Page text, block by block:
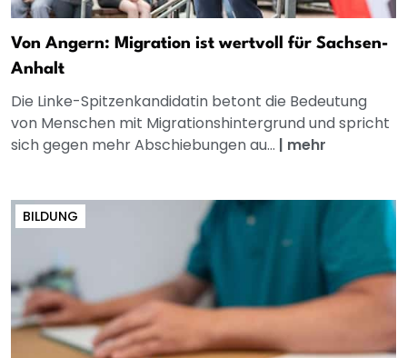
Von Angern: Migration ist wertvoll für Sachsen-
Anhalt
Die Linke-Spitzenkandidatin betont die Bedeutung
von Menschen mit Migrationshintergrund und spricht
sich gegen mehr Abschiebungen au... | mehr
BILDUNG